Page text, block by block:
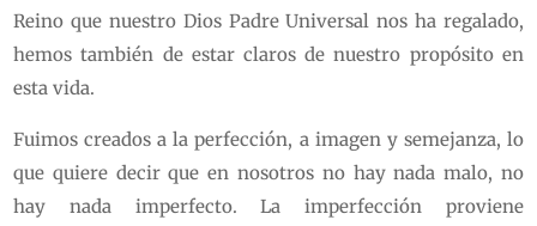
Reino que nuestro Dios Padre Universal nos ha regalado,
hemos también de estar claros de nuestro propósito en
esta vida.
Fuimos creados a la perfección, a imagen y semejanza, lo
que quiere decir que en nosotros no hay nada malo, no
hay nada imperfecto. La imperfección proviene